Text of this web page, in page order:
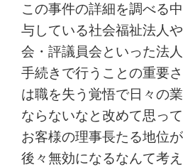
この事件の詳細を調べる
与している社会福祉法人
会・評議員会といった法
手続きで行うことの重要
は職を失う覚悟で日々の
ならないなと改めて思っ
お客様の理事長たる地位
後々無効になるなんて考